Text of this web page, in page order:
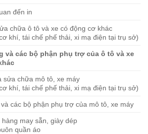
đến in
chữa ô tô và xe có động cơ khác
khí, tái chế phế thải, xi mạ điện tại trụ sở)
và các bộ phận phụ trợ của ô tô và xe
sửa chữa mô tô, xe máy
khí, tái chế phế thải, xi mạ điện tại trụ sở)
các bộ phận phụ trợ của mô tô, xe máy
hàng may sẵn, giày dép
quần áo